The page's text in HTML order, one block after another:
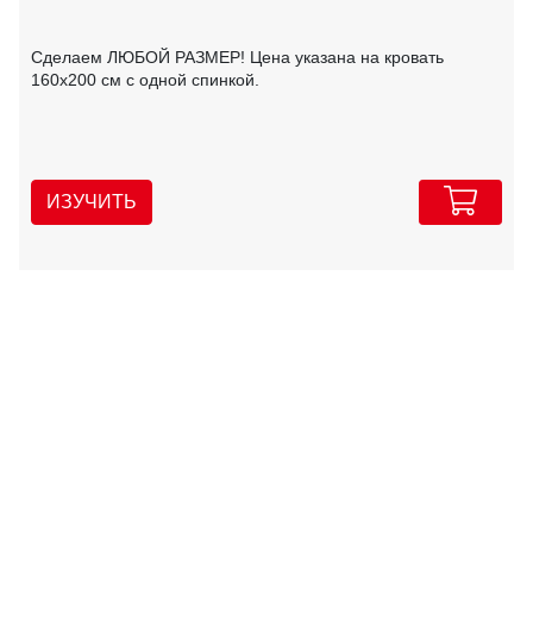
Сделаем ЛЮБОЙ РАЗМЕР! Цена указана на кровать
160х200 см с одной спинкой.
ИЗУЧИТЬ